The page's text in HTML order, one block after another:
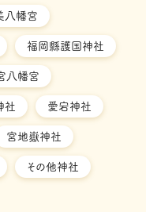
八幡宮
福岡縣護国神社
八幡宮
社 愛宕神社
宮地嶽神社
その他神社